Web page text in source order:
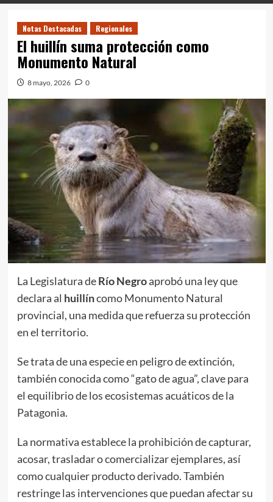
Notas Destacadas Regionales
El huillín suma protección como
Monumento Natural
8 mayo, 2026 0
La Legislatura deRío Negroaprobó una ley que
declara al huillíncomo Monumento Natural
provincial, una medida que refuerza su protección
en el territorio.
Se trata de una especie en peligro de extinción,
también conocida como “gato de agua”, clave para
el equilibrio de los ecosistemas acuáticos de la
Patagonia.
La normativa establece la prohibición de capturar,
acosar, trasladar o comercializar ejemplares, así
como cualquier producto derivado. También
restringe las intervenciones que puedan afectar su